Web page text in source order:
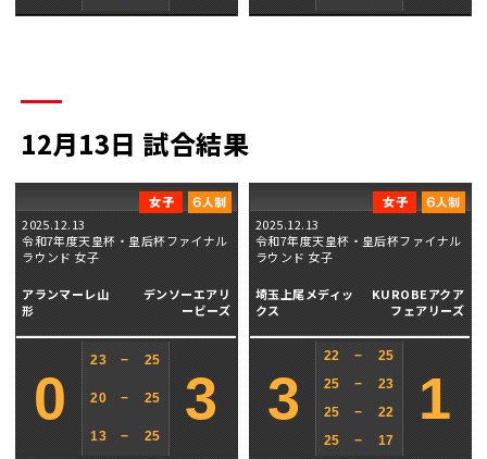
12月13日 試合結果
2025.12.13
令和7年度天皇杯・皇后杯ファイナル
ラウンド 女子
アランマーレ山
形
デンソーエアリ
ービーズ
0
23 − 25
20 − 25
13 − 25
3
2025.12.13
令和7年度天皇杯・皇后杯ファイナル
ラウンド 女子
埼玉上尾メディッ
クス
KUROBEアクア
フェアリーズ
3
22 −
25
25
−
23
25
−
22
25
− 17
1